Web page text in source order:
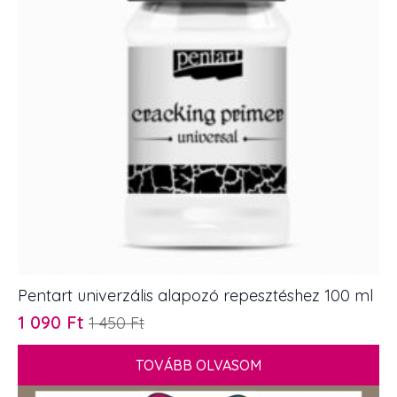
Pentart univerzális alapozó repesztéshez 100 ml
1 450Ft
Original
price
1 090 Ft
Current
price
TOVÁBB OLVASOM